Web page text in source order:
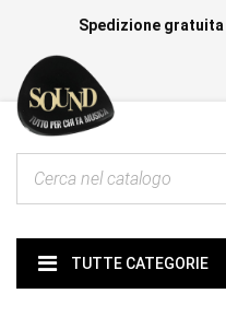
Spedizione gratuita
TUTTE CATEGORIE